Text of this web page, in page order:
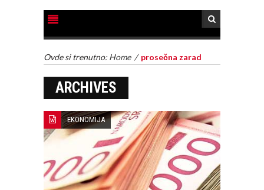
Ovde si trenutno: Home / prosečna zarad
ARCHIVES
EKONOMIJA